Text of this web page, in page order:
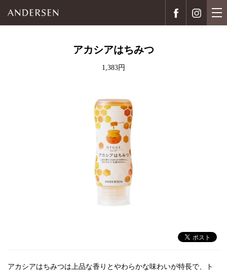
アカシアはちみつ
1,383円
アカシアはちみつは上品な香りとやわらかな味わいが特長で、ト